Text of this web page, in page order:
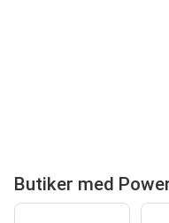
Butiker med